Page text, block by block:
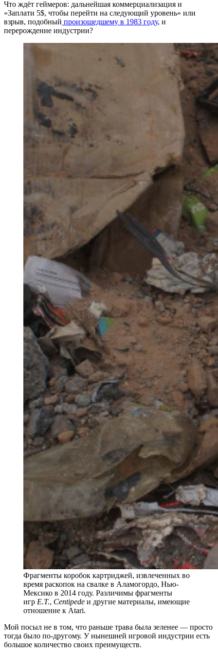
Что ждёт геймеров: дальнейшая коммерциализация и
«Заплати 5$, чтобы перейти на следующий уровень» или
взрыв, подобный произошедшему в 1983 году, и
перерождение индустрии?
Фрагменты коробок картриджей, извлеченных во
время раскопок на свалке в Аламогордо, Нью-
Мексико в 2014 году. Различимы фрагменты
игр E.T., Centipede и другие материалы, имеющие
отношение к Atari.
Мой посыл не в том, что раньше трава была зеленее — просто
тогда было по-другому. У нынешней игровой индустрии есть
большое количество своих преимуществ.